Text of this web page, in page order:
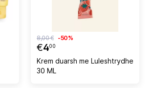
€400
8,00 € -50%
Krem duarsh me Luleshtrydhe
30 ML